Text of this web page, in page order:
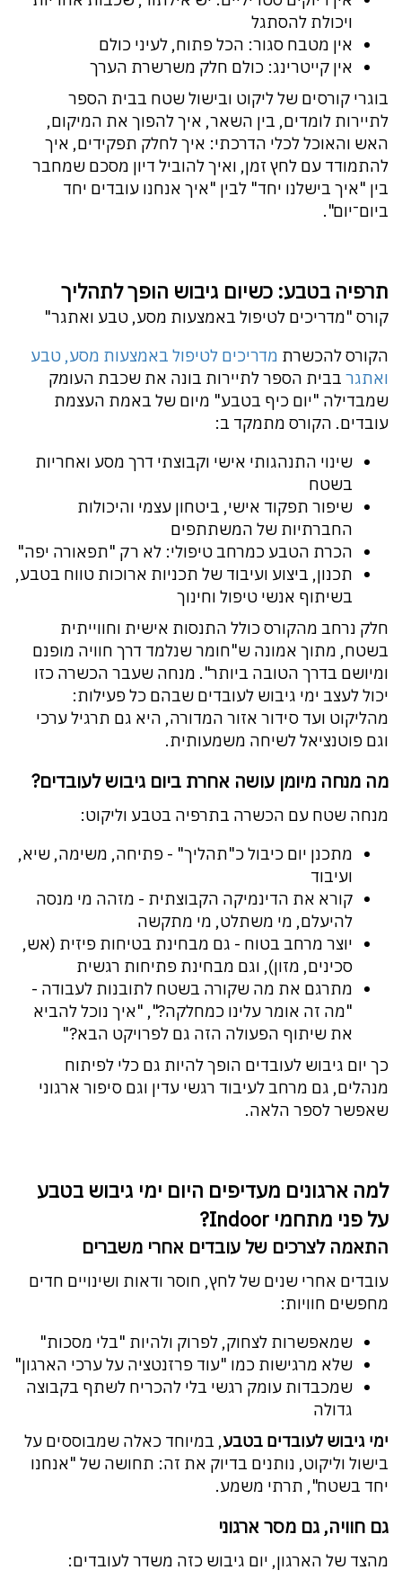
ויכולת להסתגל
אין מטבח סגור: הכל פתוח, לעיני כולם
אין קייטרינג: כולם חלק משרשרת הערך
בוגרי קורסים של ליקוט ובישול שטח בבית הספר
לתיירות לומדים, בין השאר, איך להפוך את המיקום,
האש והאוכל לכלי הדרכתי: איך לחלק תפקידים, איך
להתמודד עם לחץ זמן, ואיך להוביל דיון מסכם שמחבר
בין "איך בישלנו יחד" לבין "איך אנחנו עובדים יחד
ביום־יום".
תרפיה בטבע: כשיום גיבוש הופך לתהליך
קורס "מדריכים לטיפול באמצעות מסע, טבע ואתגר"
הקורס להכשרת מדריכים לטיפול באמצעות מסע, טבע
ואתגר בבית הספר לתיירות בונה את שכבת העומק
שמבדילה "יום כיף בטבע" מיום של באמת העצמת
עובדים. הקורס מתמקד ב:
שינוי התנהגותי אישי וקבוצתי דרך מסע ואחריות
בשטח
שיפור תפקוד אישי, ביטחון עצמי והיכולות
החברתיות של המשתתפים
הכרת הטבע כמרחב טיפולי: לא רק "תפאורה יפה"
תכנון, ביצוע ועיבוד של תכניות ארוכות טווח בטבע,
בשיתוף אנשי טיפול וחינוך
חלק נרחב מהקורס כולל התנסות אישית וחווייתית
בשטח, מתוך אמונה ש"חומר שנלמד דרך חוויה מופנם
ומיושם בדרך הטובה ביותר". מנחה שעבר הכשרה כזו
יכול לעצב ימי גיבוש לעובדים שבהם כל פעילות:
מהליקוט ועד סידור אזור המדורה, היא גם תרגיל ערכי
וגם פוטנציאל לשיחה משמעותית.
מה מנחה מיומן עושה אחרת ביום גיבוש לעובדים?
מנחה שטח עם הכשרה בתרפיה בטבע וליקוט:
מתכנן יום כיבול כ"תהליך" - פתיחה, משימה, שיא,
ועיבוד
קורא את הדינמיקה הקבוצתית - מזהה מי מנסה
להיעלם, מי משתלט, מי מתקשה
יוצר מרחב בטוח - גם מבחינת בטיחות פיזית (אש,
סכינים, מזון), וגם מבחינת פתיחות רגשית
מתרגם את מה שקורה בשטח לתובנות לעבודה -
"מה זה אומר עלינו כמחלקה?", "איך נוכל להביא
את שיתוף הפעולה הזה גם לפרויקט הבא?"
כך יום גיבוש לעובדים הופך להיות גם כלי לפיתוח
מנהלים, גם מרחב לעיבוד רגשי עדין וגם סיפור ארגוני
שאפשר לספר הלאה.
למה ארגונים מעדיפים היום ימי גיבוש בטבע
על פני מתחמי Indoor?
התאמה לצרכים של עובדים אחרי משברים
עובדים אחרי שנים של לחץ, חוסר ודאות ושינויים חדים
מחפשים חוויות:
שמאפשרות לצחוק, לפרוק ולהיות "בלי מסכות"
שלא מרגישות כמו "עוד פרזנטציה על ערכי הארגון"
שמכבדות עומק רגשי בלי להכריח לשתף בקבוצה
גדולה
ימי גיבוש לעובדים בטבע, במיוחד כאלה שמבוססים על
בישול וליקוט, נותנים בדיוק את זה: תחושה של "אנחנו
יחד בשטח", תרתי משמע.
גם חוויה, גם מסר ארגוני
מהצד של הארגון, יום גיבוש כזה משדר לעובדים: